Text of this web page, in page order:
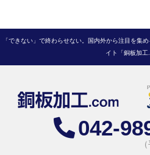
「できない」で終わらせない。国内外から注目を集
イト「銅板加工
042-